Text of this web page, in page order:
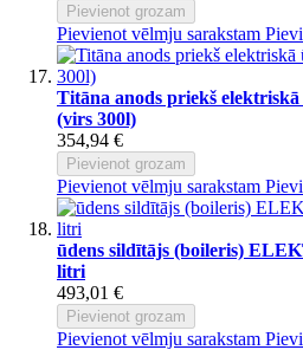
Pievienot grozam
Pievienot vēlmju sarakstam
Titāna anods priekš
(virs 300l)
354,94 €
Pievienot grozam
Pievienot vēlmju sarakstam
ūdens sildītājs (boileris)
litri
493,01 €
Pievienot grozam
Pievienot vēlmju sarakstam